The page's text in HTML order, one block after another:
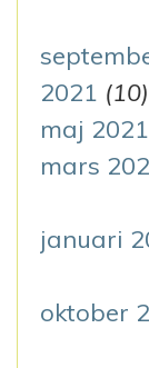
2021 (10)
maj 2021
mars
januari
oktober